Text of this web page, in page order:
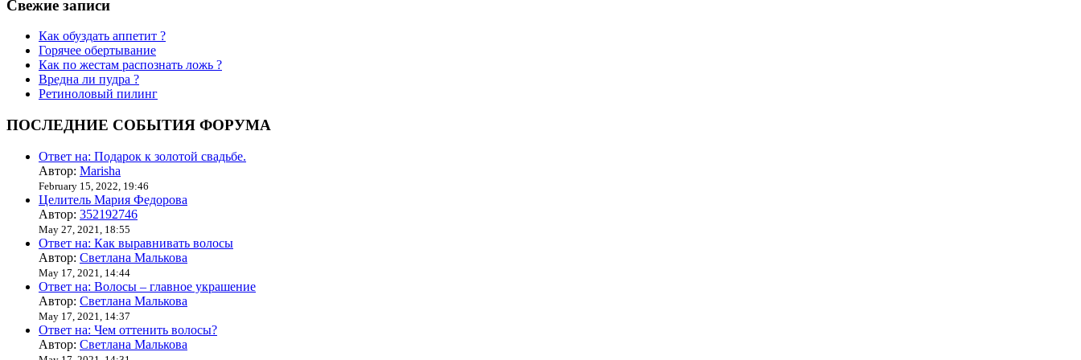
Свежие записи
Как обуздать аппетит ?
Горячее обертывание
Как по жестам распознать ложь ?
Вредна ли пудра ?
Ретиноловый пилинг
ПОСЛЕДНИЕ СОБЫТИЯ ФОРУМА
Ответ на: Подарок к золотой свадьбе.
Автор: Marisha
February 15, 2022, 19:46
Целитель Мария Федорова
Автор: 352192746
May 27, 2021, 18:55
Ответ на: Как выравнивать волосы
Автор: Светлана Малькова
May 17, 2021, 14:44
Ответ на: Волосы – главное украшение
Автор: Светлана Малькова
May 17, 2021, 14:37
Ответ на: Чем оттенить волосы?
Автор: Светлана Малькова